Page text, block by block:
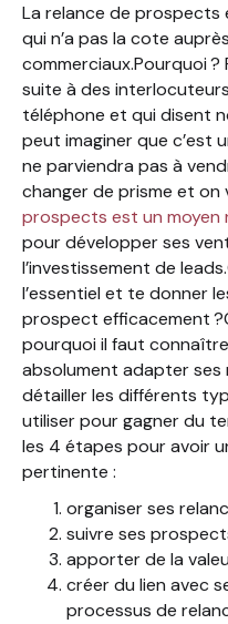
La relance de prospects
qui n’a pas la cote
commerciaux.Pourquoi
suite à des
téléphone et qui disent
peut imaginer que c’est
ne parviendra pas à
changer de prisme et on
prospects est un
pour développer ses
l’investissement de
l’essentiel et te donner
prospect efficacement
pourquoi il faut
absolument adapter ses
détailler les différents
utiliser pour gagner du
les 4 étapes pour avoir
pertinente :
organiser ses
suivre ses
apporter de la
créer du lien avec
processus de